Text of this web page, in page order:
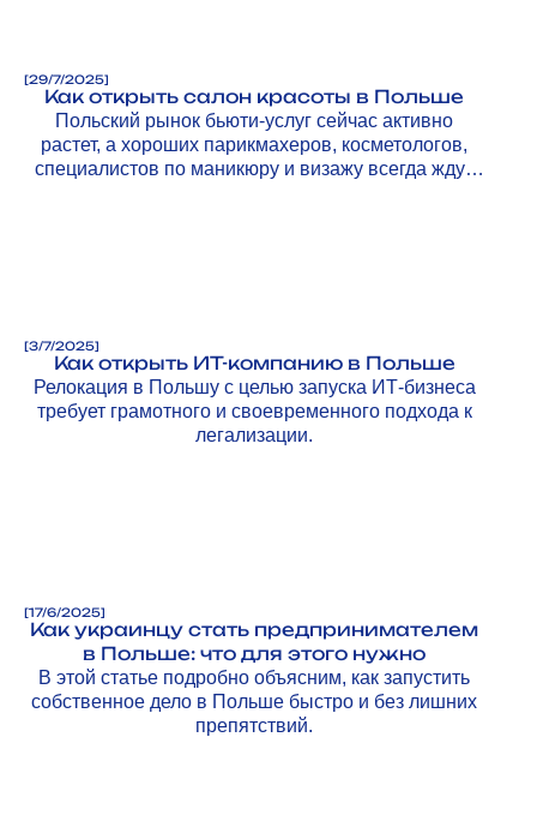
[29/7/2025]
Как открыть салон красоты в Польше
Польский рынок бьюти-услуг сейчас активно
растет, а хороших парикмахеров, косметологов,
специалистов по маникюру и визажу всегда ждут
[3/7/2025]
Как открыть ИТ-компанию в Польше
Релокация в Польшу с целью запуска ИТ-бизнеса
требует грамотного и своевременного подхода к
легализации.
[17/6/2025]
Как украинцу стать предпринимателем
в Польше: что для этого нужно
В этой статье подробно объясним, как запустить
собственное дело в Польше быстро и без лишних
препятствий.